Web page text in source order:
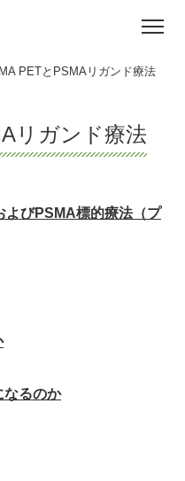
PETとPSMAリガンド療法
リガンド療法
よびPSMA標的療法（プ
なるのか